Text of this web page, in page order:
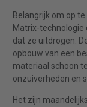
Belangrijk om op
Matrix-technologie
dat ze uitdrogen.
opbouw van een
materiaal schoon
onzuiverheden en
Het zijn